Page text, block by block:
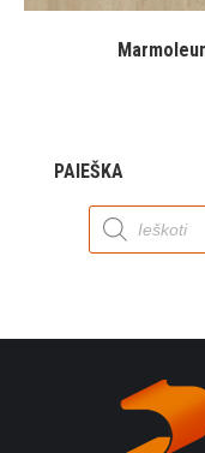
PAIEŠKA
Products
search